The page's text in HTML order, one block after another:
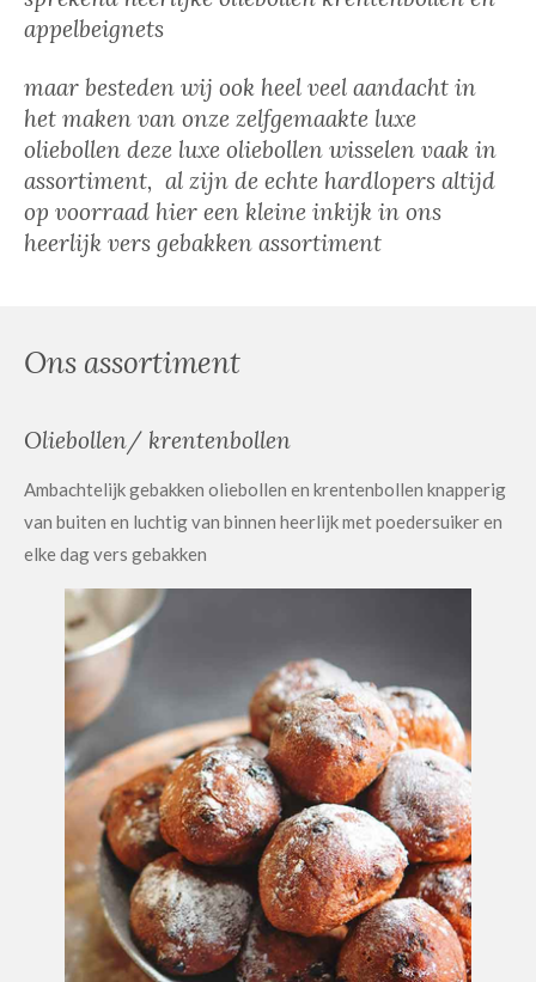
appelbeignets
maar besteden wij ook heel veel aandacht in
het maken van onze zelfgemaakte luxe
oliebollen deze luxe oliebollen wisselen vaak in
assortiment, al zijn de echte hardlopers altijd
op voorraad hier een kleine inkijk in ons
heerlijk vers gebakken assortiment
Ons assortiment
Oliebollen/ krentenbollen
Ambachtelijk gebakken oliebollen en krentenbollen knapperig
van buiten en luchtig van binnen heerlijk met poedersuiker en
elke dag vers gebakken